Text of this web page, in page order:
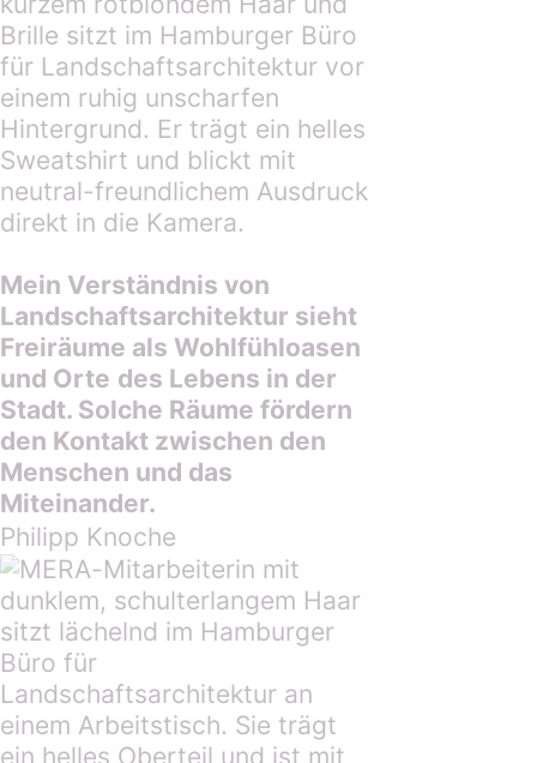
Mein Verständnis von
Landschaftsarchitektur sieht
Freiräume als Wohlfühloasen
und Orte des Lebens in der
Stadt. Solche Räume fördern
den Kontakt zwischen den
Menschen und das
Miteinander.
Philipp Knoche